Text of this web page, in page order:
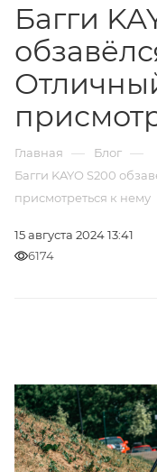
Багги
Главная — Блог —
Багги KAYO S200
присмотреться к нему
15 августа 2024 13:41
6174